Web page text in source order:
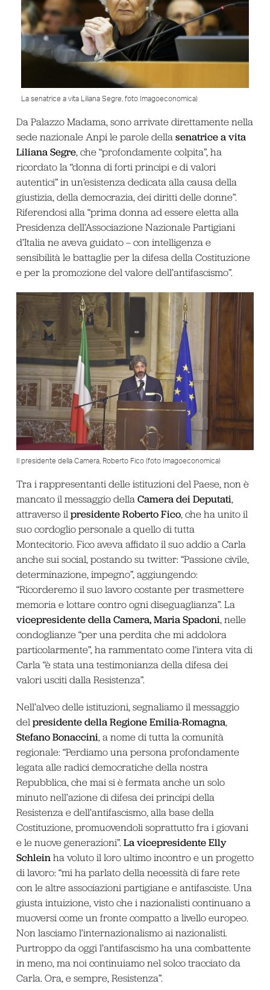
La senatrice a vita Liliana Segre, foto Imagoeconomica)
Da Palazzo Madama, sono arrivate direttamente nella
sede nazionale Anpi le parole della senatrice a vita
Liliana Segre, che “profondamente colpita”, ha
ricordato la “donna di forti principi e di valori
autentici” in un’esistenza dedicata alla causa della
giustizia, della democrazia, dei diritti delle donne”.
Riferendosi alla “prima donna ad essere eletta alla
Presidenza dell’Associazione Nazionale Partigiani
d’Italia ne aveva guidato – con intelligenza e
sensibilità le battaglie per la difesa della Costituzione
e per la promozione del valore dell’antifascismo”.
Il presidente della Camera, Roberto Fico (foto Imagoeconomica)
Tra i rappresentanti delle istituzioni del Paese, non è
mancato il messaggio della Camera dei Deputati,
attraverso il presidente Roberto Fico, che ha unito il
suo cordoglio personale a quello di tutta
Montecitorio. Fico aveva affidato il suo addio a Carla
anche sui social, postando su twitter: “Passione civile,
determinazione, impegno”, aggiungendo:
“Ricorderemo il suo lavoro costante per trasmettere
memoria e lottare contro ogni diseguaglianza”. La
vicepresidente della Camera, Maria Spadoni, nelle
condoglianze “per una perdita che mi addolora
particolarmente”, ha rammentato come l’intera vita di
Carla “è stata una testimonianza della difesa dei
valori usciti dalla Resistenza”.
Nell’alveo delle istituzioni, segnaliamo il messaggio
del presidente della Regione Emilia-Romagna,
Stefano Bonaccini, a nome di tutta la comunità
regionale: “Perdiamo una persona profondamente
legata alle radici democratiche della nostra
Repubblica, che mai si è fermata anche un solo
minuto nell’azione di difesa dei principi della
Resistenza e dell’antifascismo, alla base della
Costituzione, promuovendoli soprattutto fra i giovani
e le nuove generazioni”. La vicepresidente Elly
Schlein ha voluto il loro ultimo incontro e un progetto
di lavoro: “mi ha parlato della necessità di fare rete
con le altre associazioni partigiane e antifasciste. Una
giusta intuizione, visto che i nazionalisti continuano a
muoversi come un fronte compatto a livello europeo.
Non lasciamo l’internazionalismo ai nazionalisti.
Purtroppo da oggi l’antifascismo ha una combattente
in meno, ma noi continuiamo nel solco tracciato da
Carla. Ora, e sempre, Resistenza”.